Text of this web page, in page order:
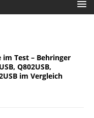
Test – Behringer
Q802USB,
im Vergleich